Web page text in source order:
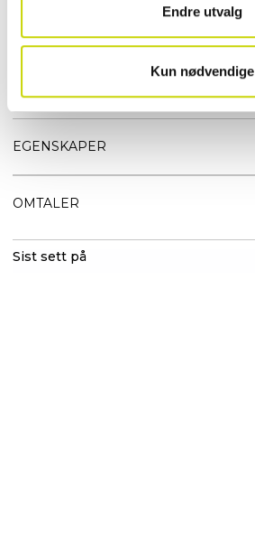
Endre utvalg
Kun nødvendige
• Stor mobillomme innvendig
• 2 ulike remmer følger med
• Børstet sølv metalldetaljer
• Metall glidelåser i høy kvalitet
EGENSKAPER
OMTALER
Sist sett på